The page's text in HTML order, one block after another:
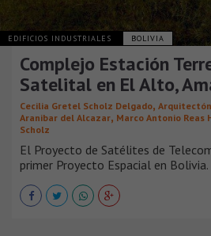
EDIFICIOS INDUSTRIALES BOLIVIA
Complejo Estación
Satelital en El Alto,
Cecilia Gretel Scholz Delgado,
Aranibar del Alcazar, Marco Antonio Reas
Scholz
El Proyecto de Satélites de
primer Proyecto Espacial en Bolivia.